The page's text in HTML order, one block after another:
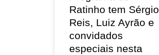
Ratinho tem Sérgio
Reis, Luiz Ayrão e
convidados
especiais nesta